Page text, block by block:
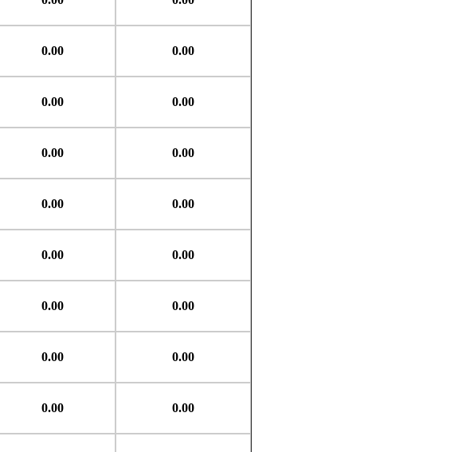
0.00 0.00
0.00 0.00
0.00 0.00
0.00 0.00
0.00 0.00
0.00 0.00
0.00 0.00
0.00 0.00